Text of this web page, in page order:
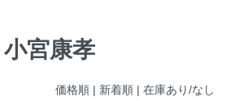
小宮康孝
価格順 | 新着順 | 在庫あり/なし